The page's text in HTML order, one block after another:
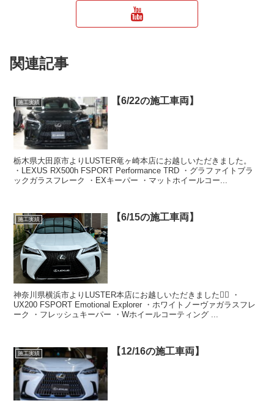
関連記事
施工実績 【6/22の施工車両】
栃木県大田原市よりLUSTER竜ヶ崎本店にお越しいただきました。
・LEXUS RX500h FSPORT Performance TRD ・グラファイトブラ
ックガラスフレーク ・EXキーパー ・マットホイールコー...
施工実績 【6/15の施工車両】
神奈川県横浜市よりLUSTER本店にお越しいただきました🙇‍♂️ ・
UX200 FSPORT Emotional Explorer ・ホワイトノーヴァガラスフレ
ーク ・フレッシュキーパー ・Wホイールコーティング ...
施工実績 【12/16の施工車両】